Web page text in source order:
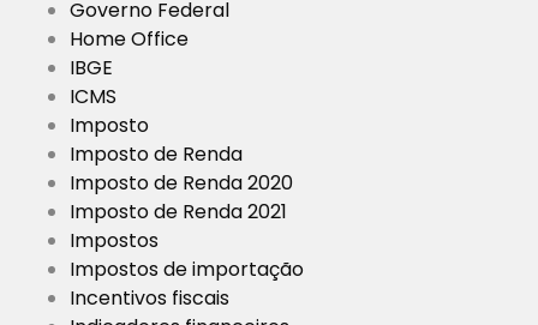
Governo Federal
Home Office
IBGE
ICMS
Imposto
Imposto de Renda
Imposto de Renda 2020
Imposto de Renda 2021
Impostos
Impostos de importação
Incentivos fiscais